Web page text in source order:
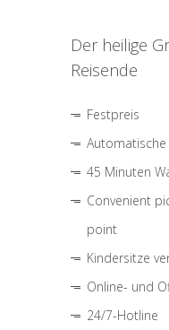
Der heilige
Reisende
Festpreis
Automatische
45 Minuten
Convenient
point
Kindersitze
Online- und
24/7-Hotline